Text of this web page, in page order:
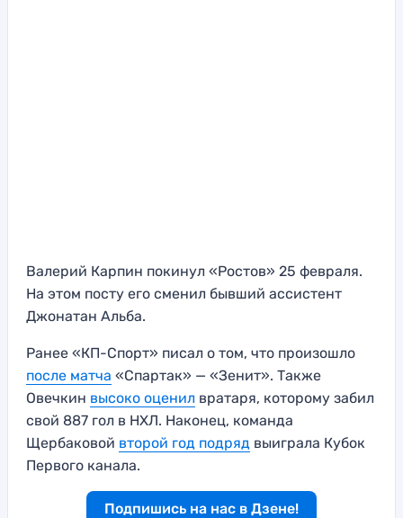
Валерий Карпин покинул «Ростов» 25 февраля.
На этом посту его сменил бывший ассистент
Джонатан Альба.
Ранее «КП-Спорт» писал о том, что произошло
после матча «Спартак» — «Зенит». Также
Овечкин высоко оценил вратаря, которому забил
свой 887 гол в НХЛ. Наконец, команда
Щербаковой второй год подряд выиграла Кубок
Первого канала.
Подпишись на нас в Дзене!